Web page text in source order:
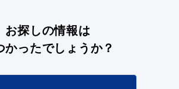
協会ポータルサイト「はまナビ」
お探しの情報は
かったでしょうか？